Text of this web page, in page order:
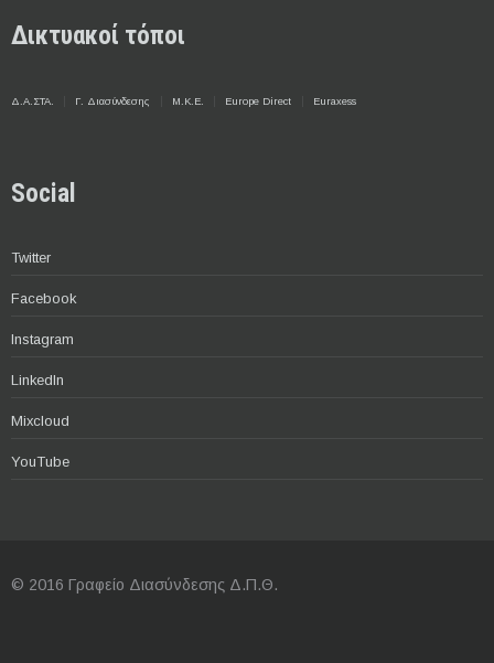
Δικτυακοί τόποι
Δ.Α.ΣΤΑ. Γ. Διασύνδεσης Μ.Κ.Ε. Europe Direct Euraxess
Social
Twitter
Facebook
Instagram
LinkedIn
Mixcloud
YouTube
© 2016 Γραφείο Διασύνδεσης Δ.Π.Θ.